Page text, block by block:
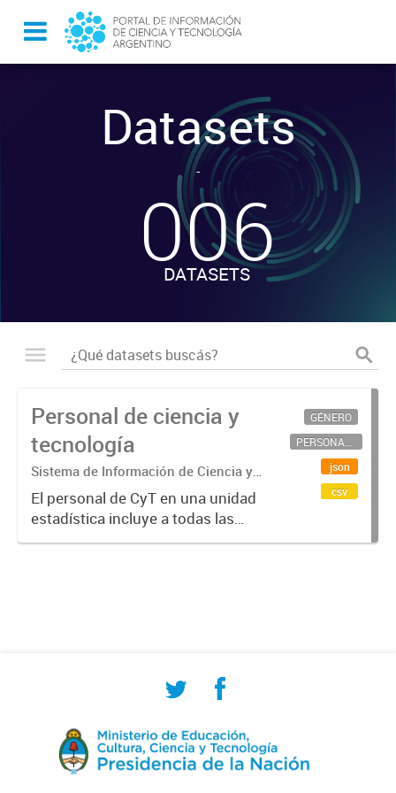
Datasets
-
006
DATASETS
Personal de ciencia y
tecnología
Sistema de Información de Ciencia y
Tecnología Argentino (SICYTAR)
El personal de CyT en una unidad
estadística incluye a todas las
personas involucradas
GÉNERO
PERSONAL CIENTÍFICO-TECNOLÓGICO
json
csv